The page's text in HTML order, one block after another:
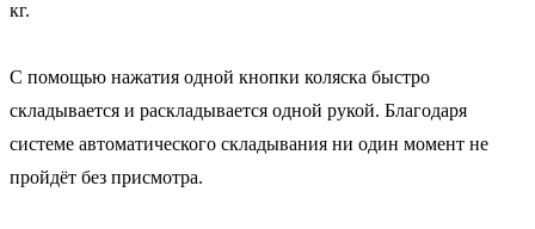
кг.
С помощью нажатия одной кнопки коляска быстро
складывается и раскладывается одной рукой. Благодаря
системе автоматического складывания ни один момент не
пройдёт без присмотра.